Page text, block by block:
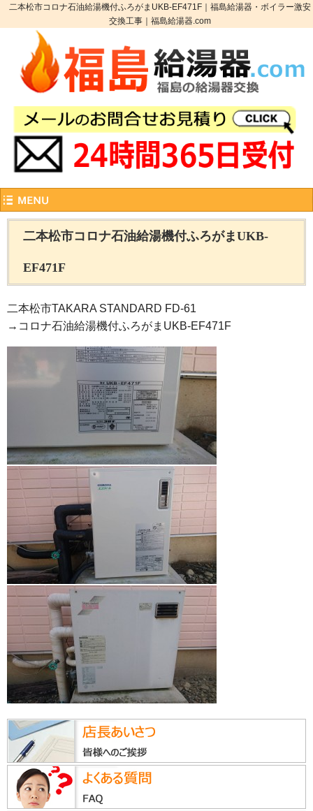
二本松市コロナ石油給湯機付ふろがまUKB-EF471F｜福島給湯器・ボイラー激安
交換工事｜福島給湯器.com
二本松市コロナ石油給湯機付ふろがまUKB-
EF471F
二本松市TAKARA STANDARD FD-61
→コロナ石油給湯機付ふろがまUKB-EF471F